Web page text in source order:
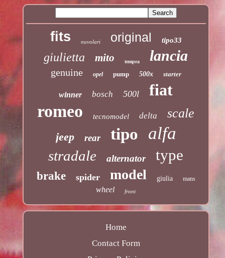
fits nuvolari original tipo33
giulietta mito tempra lancia
genuine opel pump 500x starter
winner bosch 500l fiat
romeo tecnomodel delta scale
jeep rear tipo alfa
stradale alternator type
brake spider model giulia mans
wheel front
Home
Contact Form